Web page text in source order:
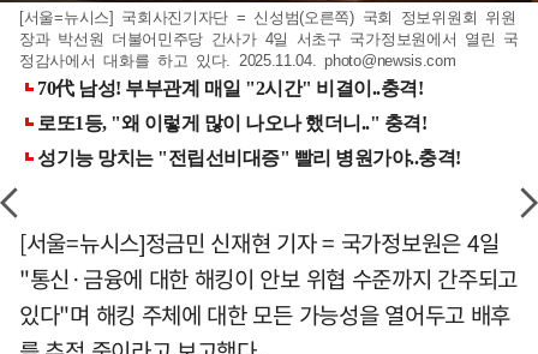
[서울=뉴시스] 국회사진기자단 = 신성범(오른쪽) 국회 정보위원회 위원
장과 박선원 더불어민주당 간사가 4일 서초구 국가정보원에서 열린 국
정감사에서 대화를 하고 있다. 2025.11.04.photo@newsis.com
[서울=뉴시스]정금민 신재현 기자 = 국가정보원은 4일
"통신·금융에 대한 해킹이 안보 위협 수준까지 간주되고
있다"며 해킹 주체에 대한 모든 가능성을 열어두고 배후